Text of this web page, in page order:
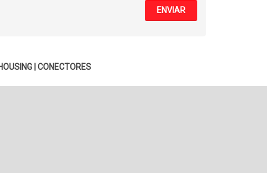
ENVIAR
CONECTORES